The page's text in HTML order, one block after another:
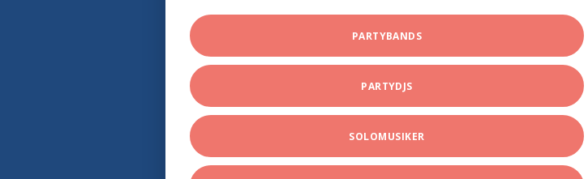
PARTYBANDS
PARTYDJS
SOLOMUSIKER